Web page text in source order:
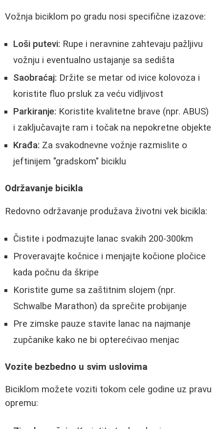
Vožnja biciklom po gradu nosi specifične izazove:
Loši putevi: Rupe i neravnine zahtevaju pažljivu
vožnju i eventualno ustajanje sa sedišta
Saobraćaj: Držite se metar od ivice kolovoza i
koristite fluo prsluk za veću vidljivost
Parkiranje: Koristite kvalitetne brave (npr. ABUS)
i zaključavajte ram i točak na nepokretne objekte
Krađa: Za svakodnevne vožnje razmislite o
jeftinijem "gradskom" biciklu
Održavanje bicikla
Redovno održavanje produžava životni vek bicikla:
Čistite i podmazujte lanac svakih 200-300km
Proveravajte kočnice i menjajte kočione pločice
kada počnu da škripe
Koristite gume sa zaštitnim slojem (npr.
Schwalbe Marathon) da sprečite probijanje
Pre zimske pauze stavite lanac na najmanje
zupčanike kako ne bi opterećivao menjac
Vozite bezbedno u svim uslovima
Biciklom možete voziti tokom cele godine uz pravu
opremu: